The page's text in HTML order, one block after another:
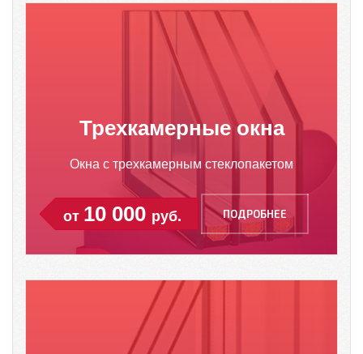
Трехкамерные окна
Окна с трехкамерным стеклопакетом
от 10 000 руб. ПОДРОБНЕЕ